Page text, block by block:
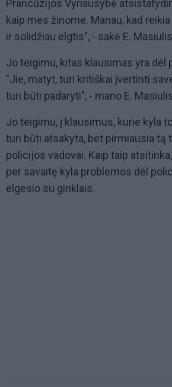
Prancūzijos Vyriausybė
kaip mes žinome. Manau, kad
ir solidžiau elgtis", - sakė E.
Jo teigimu, kitas klausimas yra dėl
"Jie, matyt, turi kritiškai įvertinti
turi būti padaryti", - mano E.
Jo teigimu, į klausimus, kurie kyla
turi būti atsakyta, bet pirmiausia tą
policijos vadovai. Kaip taip
per savaitę kyla problemos dėl
elgesio su ginklais.